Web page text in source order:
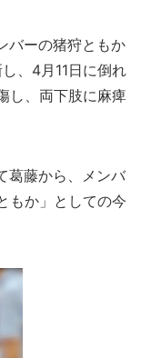
バーの猪狩ともか
、4月11日に倒れ
し、両下肢に麻痺
葛藤から、メンバ
もか」としての今